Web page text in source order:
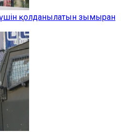
қолданылатын зымыран